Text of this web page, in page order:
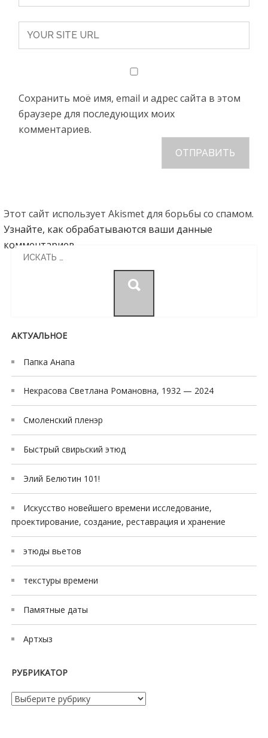
Сохранить моё имя, email и адрес сайта в этом
браузере для последующих моих
комментариев.
Этот сайт использует Akismet для борьбы со спамом.
Узнайте, как обрабатываются ваши данные
комментариев
АКТУАЛЬНОЕ
Папка Анапа
Некрасова Светлана Романовна, 1932 — 2024
Смоленский пленэр
Быстрый свирьский этюд
Элий Белютин 101!
Искусство новейшего времени исследование,
проектирование, создание, реставрация и хранение
этюды вьетов
текстуры времени
Памятные даты
Артхыз
РУБРИКАТОР
Рубрикатор